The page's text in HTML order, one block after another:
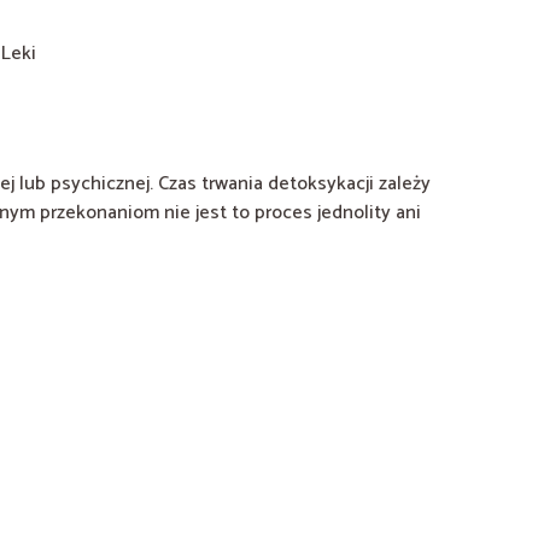
Leki
psychicznej. Czas trwania detoksykacji zależy
przekonaniom nie jest to proces jednolity ani